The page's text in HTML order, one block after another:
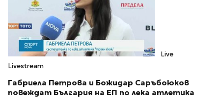
Live
Livestream
Габриела Петрова и Божидар Саръбоюков
повеждат България на ЕП по лека атлетика